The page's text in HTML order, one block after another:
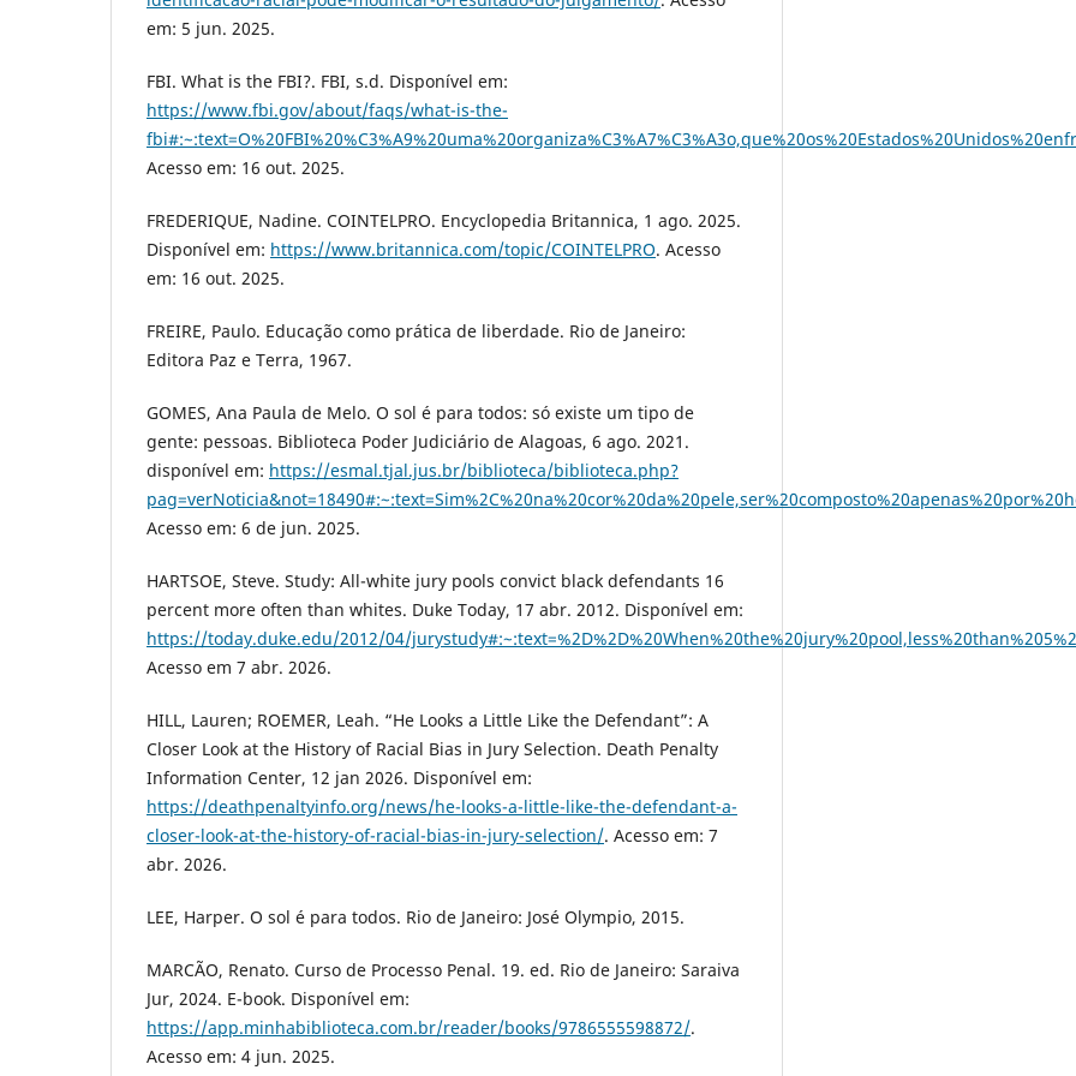
em: 5 jun. 2025.
FBI. What is the FBI?. FBI, s.d. Disponível em:
https://www.fbi.gov/about/faqs/what-is-the-
Acesso em: 16 out. 2025.
FREDERIQUE, Nadine. COINTELPRO. Encyclopedia Britannica, 1 ago. 2025.
Disponível em: https://www.britannica.com/topic/COINTELPRO. Acesso
em: 16 out. 2025.
FREIRE, Paulo. Educação como prática de liberdade. Rio de Janeiro:
Editora Paz e Terra, 1967.
GOMES, Ana Paula de Melo. O sol é para todos: só existe um tipo de
gente: pessoas. Biblioteca Poder Judiciário de Alagoas, 6 ago. 2021.
disponível em: https://esmal.tjal.jus.br/biblioteca/biblioteca.php?
Acesso em: 6 de jun. 2025.
HARTSOE, Steve. Study: All-white jury pools convict black defendants 16
percent more often than whites. Duke Today, 17 abr. 2012. Disponível em:
https://today.duke.edu/2012/04/
Acesso em 7 abr. 2026.
HILL, Lauren; ROEMER, Leah. “He Looks a Little Like the Defendant”: A
Closer Look at the History of Racial Bias in Jury Selection. Death Penalty
Information Center, 12 jan 2026. Disponível em:
https://deathpenaltyinfo.org/news/he-looks-a-little-like-the-defendant-a-
closer-look-at-the-history-of-racial-bias-in-jury-selection/. Acesso em: 7
abr. 2026.
LEE, Harper. O sol é para todos. Rio de Janeiro: José Olympio, 2015.
MARCÃO, Renato. Curso de Processo Penal. 19. ed. Rio de Janeiro: Saraiva
Jur, 2024. E-book. Disponível em:
https://app.minhabiblioteca.com.br/reader/books/9786555598872/.
Acesso em: 4 jun. 2025.